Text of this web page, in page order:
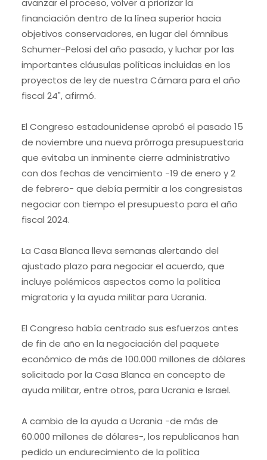
financiación dentro de la línea superior hacia
objetivos conservadores, en lugar del ómnibus
Schumer-Pelosi del año pasado, y luchar por las
importantes cláusulas políticas incluidas en los
proyectos de ley de nuestra Cámara para el año
fiscal 24", afirmó.
El Congreso estadounidense aprobó el pasado 15
de noviembre una nueva prórroga presupuestaria
que evitaba un inminente cierre administrativo
con dos fechas de vencimiento -19 de enero y 2
de febrero- que debía permitir a los congresistas
negociar con tiempo el presupuesto para el año
fiscal 2024.
La Casa Blanca lleva semanas alertando del
ajustado plazo para negociar el acuerdo, que
incluye polémicos aspectos como la política
migratoria y la ayuda militar para Ucrania.
El Congreso había centrado sus esfuerzos antes
de fin de año en la negociación del paquete
económico de más de 100.000 millones de dólares
solicitado por la Casa Blanca en concepto de
ayuda militar, entre otros, para Ucrania e Israel.
A cambio de la ayuda a Ucrania -de más de
60.000 millones de dólares-, los republicanos han
pedido un endurecimiento de la política